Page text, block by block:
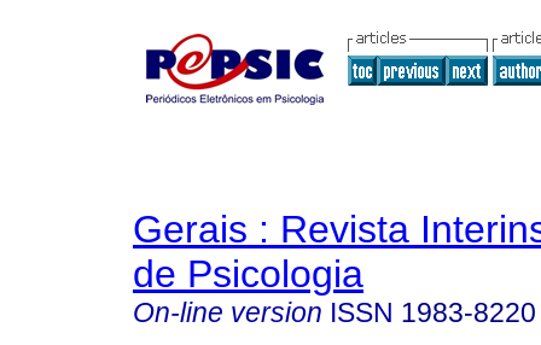
Gerais : Revista
de Psicologia
On-line version ISSN 1983-8220